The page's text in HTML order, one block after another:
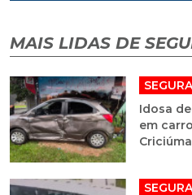
MAIS LIDAS DE
Idosa
em
Criciúma